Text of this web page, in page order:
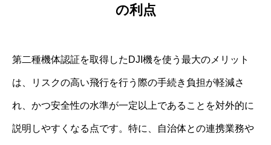
の利点
第二種機体認証を取得したDJI機を使う最大のメリット
は、リスクの高い飛行を行う際の手続き負担が軽減さ
れ、かつ安全性の水準が一定以上であることを対外的に
説明しやすくなる点です。特に、自治体との連携業務や